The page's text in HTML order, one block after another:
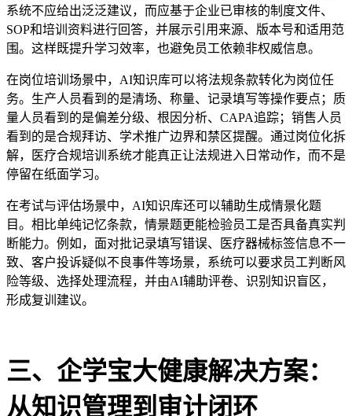
系统不应给出泛泛建议，而应基于企业已审核的制度文件、
SOP和培训资料进行回答，并展示引用来源、版本号和适用范
围。这样既提升学习效率，也避免员工依赖非权威信息。
在岗位培训场景中， AI知识库可以将法规条款转化为岗位任
务。生产人员看到的是清场、称量、记录填写等操作要点；质
量人员看到的是偏差分级、根因分析、CAPA追踪；销售人员
看到的是合规拜访、学术推广边界和禁区提醒。通过岗位化拆
解，医疗合规培训系统才能真正让法规进入日常动作，而不是
停留在纸面学习。
在考试与评估场景中， AI知识库还可以辅助生成情景化题
目。相比单纯记忆条款，情景题更能检验员工是否具备真实判
断能力。例如，面对批记录填写错误、医疗器械标签信息不一
致、客户投诉疑似不良事件等场景，系统可以要求员工判断风
险等级、选择处理流程，并由AI辅助评卷、识别知识盲区，
形成复训建议。
三、企学宝大健康解决方案：
从知识管理到审计闭环